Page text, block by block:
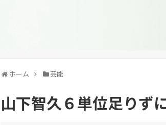
ホーム 芸能
山下智久６単位足りず